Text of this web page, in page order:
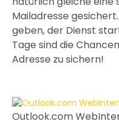
Mailadresse
geben, der Dienst
Tage sind die
Adresse zu sichern!
Outlook.com